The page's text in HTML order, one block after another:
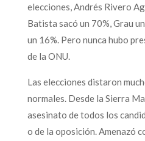
elecciones, Andrés Rivero
Batista sacó un 70%, Grau
un 16%. Pero nunca hubo
de la ONU.
Las elecciones distaron
normales. Desde la Sierra
asesinato de todos los
o de la oposición. Amenazó